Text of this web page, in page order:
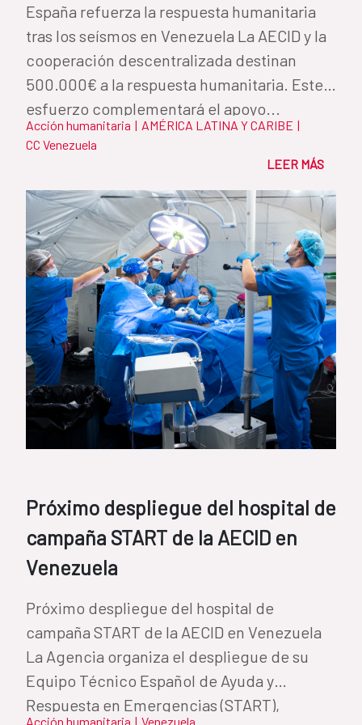
España refuerza la respuesta humanitaria
tras los seísmos en Venezuela La AECID y la
cooperación descentralizada destinan
500.000€ a la respuesta humanitaria. Este
esfuerzo complementará el apoyo...
Acción humanitaria | AMÉRICA LATINA Y CARIBE |
CC Venezuela
LEER MÁS
Próximo despliegue del hospital de
campaña START de la AECID en
Venezuela
Próximo despliegue del hospital de
campaña START de la AECID en Venezuela
La Agencia organiza el despliegue de su
Equipo Técnico Español de Ayuda y
Respuesta en Emergencias (START),
Acción humanitaria | Venezuela